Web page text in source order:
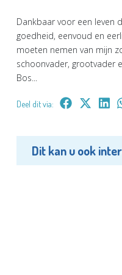
Dankbaar voor een leven
goedheid, eenvoud en
moeten nemen van mijn
schoonvader, grootvader
Bos...
Deel dit via:
Dit kan u ook